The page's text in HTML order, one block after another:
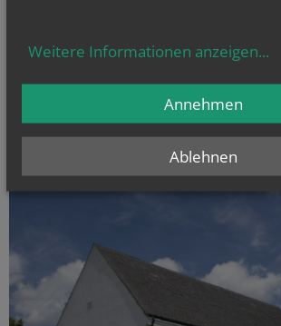
Weitere Informationen anzeigen...
Ablehnen
Annehmen